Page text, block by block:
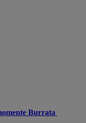
Burrata